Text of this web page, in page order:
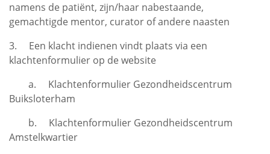
namens de patiënt, zijn/haar nabestaande,
gemachtigde mentor, curator of andere naasten
3. Een klacht indienen vindt plaats via een
klachtenformulier op de website
a. Klachtenformulier Gezondheidscentrum
Buiksloterham
b. Klachtenformulier Gezondheidscentrum
Amstelkwartier